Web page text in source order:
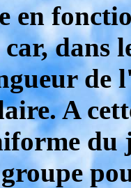
en
dans
de
A
du